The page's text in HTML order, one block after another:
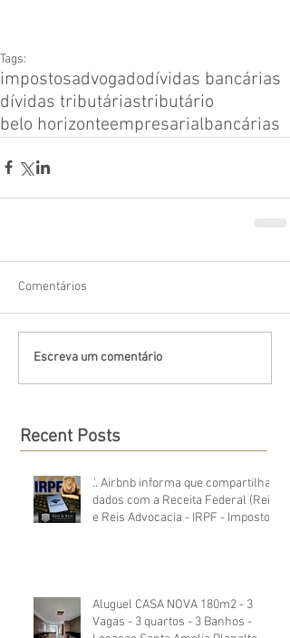
Tags:
impostosadvogadodívidas bancárias
dívidas tributáriastributário
belo horizonteempresarialbancárias
Comentários
Escreva um comentário
Recent Posts
.'. Airbnb informa que compartilha
dados com a Receita Federal (Reis
e Reis Advocacia - IRPF - Imposto
Aluguel CASA NOVA 180m2 - 3
Vagas - 3 quartos - 3 Banhos -